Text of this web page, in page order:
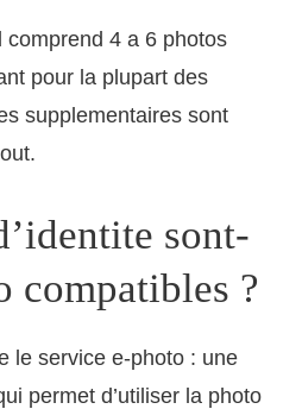
4 a 6 photos
pour la plupart des
supplementaires sont
sont-
compatibles ?
le service e-photo : une
permet d’utiliser la photo